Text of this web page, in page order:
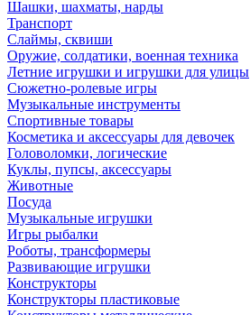
Шашки, шахматы, нарды
Транспорт
Слаймы, сквиши
Оружие, солдатики, военная техника
Летние игрушки и игрушки для улицы
Сюжетно-ролевые игры
Музыкальные инструменты
Спортивные товары
Косметика и аксессуары для девочек
Головоломки, логические
Куклы, пупсы, аксессуары
Животные
Посуда
Музыкальные игрушки
Игры рыбалки
Роботы, трансформеры
Развивающие игрушки
Конструкторы
Конструкторы пластиковые